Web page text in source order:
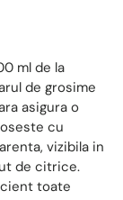
ml de la
de grosime
asigura o
cu
vizibila in
de citrice.
toate